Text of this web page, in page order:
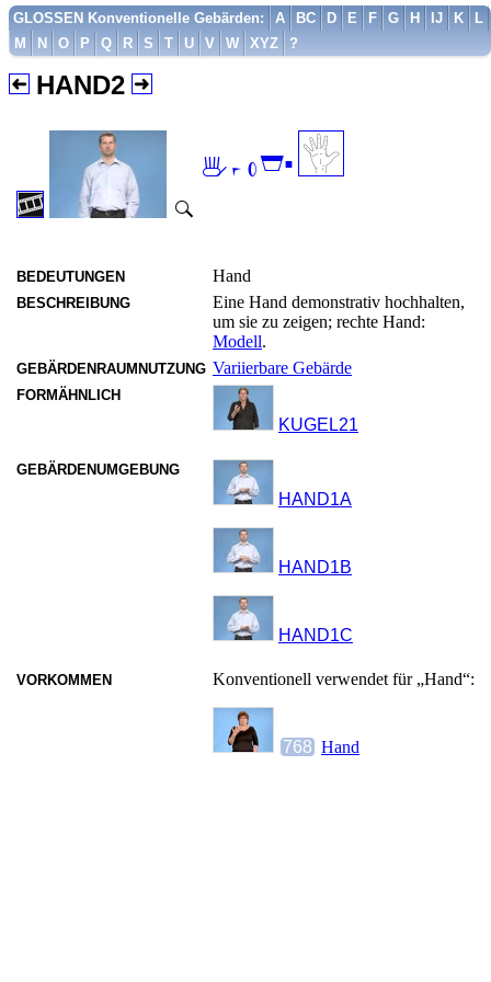
GLOSSEN Konventionelle Gebärden: A BC D E F G H IJ K
L
M
N O P Q R S T U V W XYZ ?
HAND2

BEDEUTUNGEN Hand
BESCHREIBUNG
Eine Hand demonstrativ hochhalten,
um sie zu zeigen; rechte Hand:
Modell.
GEBÄRDENRAUMNUTZUNG Variierbare Gebärde
FORMÄHNLICH
KUGEL21
GEBÄRDENUMGEBUNG
HAND1A
HAND1B
HAND1C
VORKOMMEN Konventionell verwendet für „Hand“:
768 Hand